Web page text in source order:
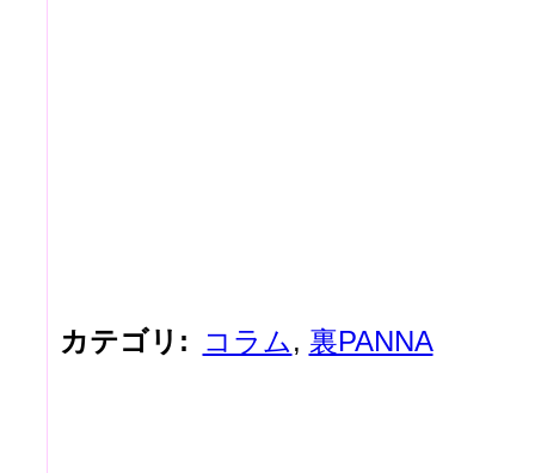
カテゴリ : コラム, 裏PANNA